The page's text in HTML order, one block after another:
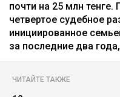
почти на 25 млн
четвертое судебное
инициированное
за последние два
ЧИТАЙТЕ ТАКЖЕ